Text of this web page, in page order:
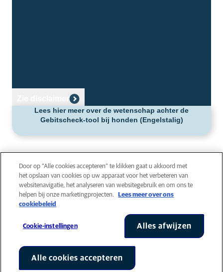
Lees hier meer over de wetenschap achter de
Gebitscheck-tool bij honden (Engelstalig)
START
Cookie-instellingen
AniCura is een familiebedrijf van toonaangevende dierenziekenhuizen en
-klinieken die gespecialiseerd zijn in gezelschapsdieren.
WERKEN BIJ ANICURA
Privacy
Algemene voorwaarden
Cookies
Toegankelijkheid
AniCura is onderdeel van Mars, Inc © 2026
Door op “Alle cookies accepteren” te klikken gaat u akkoord met
het opslaan van cookies op uw apparaat voor het verbeteren van
websitenavigatie, het analyseren van websitegebruik en om ons te
helpen bij onze marketingprojecten.
Lees meer over ons
cookiebeleid
Cookie-instellingen Alles afwijzen
Alle cookies accepteren